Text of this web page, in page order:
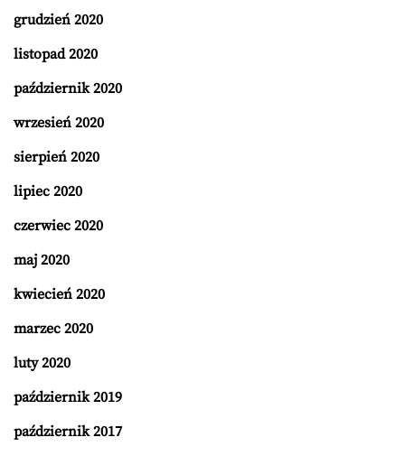
grudzień 2020
listopad 2020
październik 2020
wrzesień 2020
sierpień 2020
lipiec 2020
czerwiec 2020
maj 2020
kwiecień 2020
marzec 2020
luty 2020
październik 2019
październik 2017